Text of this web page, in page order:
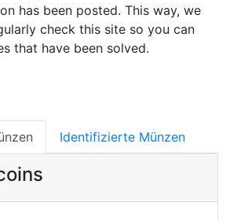
has been posted. This way, we
check this site so you can
that have been solved.
Identifizierte Münzen